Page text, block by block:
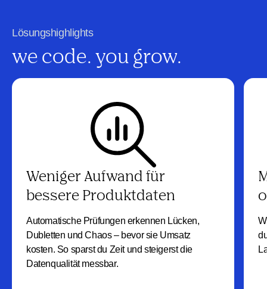
Lösungshighlights
we code. you grow.
Weniger Aufwand für
bessere Produktdaten
Automatische Prüfungen erkennen Lücken,
Dubletten und Chaos – bevor sie Umsatz
kosten. So sparst du Zeit und steigerst die
Datenqualität messbar.